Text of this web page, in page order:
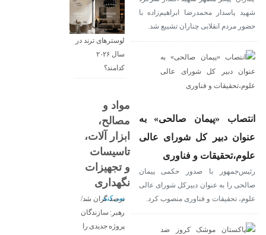
شهید پاسدار محمدرضا ابراهیم‌زاده با
حضور مردم انقلابی چناران تشییع شد.
انتصاب «پیمان صالحی» به
عنوان دبیر کل شورای عالی
علوم،تحقیقات و فناوری
رئیس‌جمهور با صدور حکمی پیمان
صالحی را به عنوان دبیرکل شورای عالی
علوم، تحقیقات و فناوری منصوب کرد.
لوسترهای ترند در
سال ۲۰۲۶
کدامند؟
مواد و
مصالح،
ابزار آلات،
تاسیسات
و تجهیزات
نگهداری
قیمت مصالح
درصد گران شد/
رهبر: سازندگان
پروژه جدیدی را